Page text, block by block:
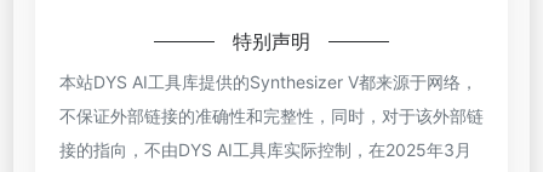
特别声明
本站DYS AI工具库提供的Synthesizer V都来源于网络，
不保证外部链接的准确性和完整性，同时，对于该外部链
接的指向，不由DYS AI工具库实际控制，在2025年3月